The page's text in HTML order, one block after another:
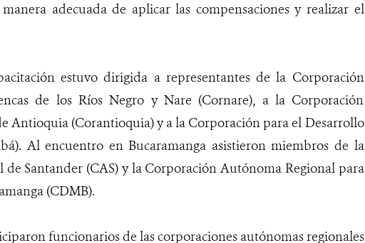
adecuada de aplicar las compensaciones y realizar el
estuvo dirigida a representantes de la Corporación
de los Ríos Negro y Nare (Cornare), a la Corporación
Antioquia (Corantioquia) y a la Corporación para el Desarrollo
Al encuentro en Bucaramanga asistieron miembros de la
Santander (CAS) y la Corporación Autónoma Regional para
(CDMB).
funcionarios de las corporaciones autónomas regionales